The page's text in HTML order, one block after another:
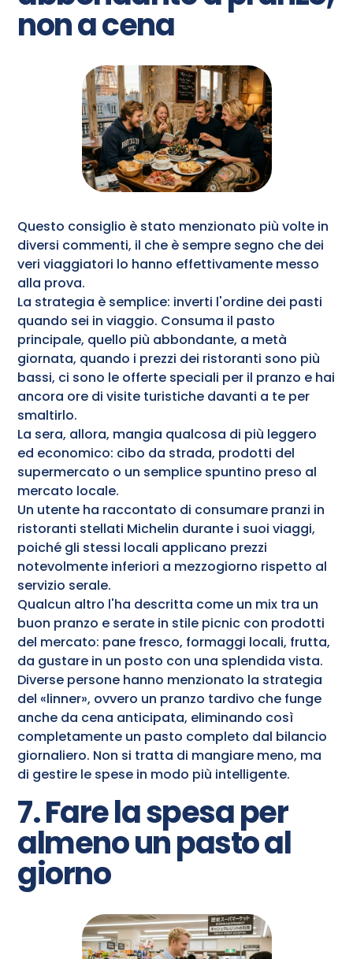
non a cena
Questo consiglio è stato menzionato più volte in
diversi commenti, il che è sempre segno che dei
veri viaggiatori lo hanno effettivamente messo
alla prova.
La strategia è semplice: inverti l'ordine dei pasti
quando sei in viaggio. Consuma il pasto
principale, quello più abbondante, a metà
giornata, quando i prezzi dei ristoranti sono più
bassi, ci sono le offerte speciali per il pranzo e hai
ancora ore di visite turistiche davanti a te per
smaltirlo.
La sera, allora, mangia qualcosa di più leggero
ed economico: cibo da strada, prodotti del
supermercato o un semplice spuntino preso al
mercato locale.
Un utente ha raccontato di consumare pranzi in
ristoranti stellati Michelin durante i suoi viaggi,
poiché gli stessi locali applicano prezzi
notevolmente inferiori a mezzogiorno rispetto al
servizio serale.
Qualcun altro l'ha descritta come un mix tra un
buon pranzo e serate in stile picnic con prodotti
del mercato: pane fresco, formaggi locali, frutta,
da gustare in un posto con una splendida vista.
Diverse persone hanno menzionato la strategia
del «linner», ovvero un pranzo tardivo che funge
anche da cena anticipata, eliminando così
completamente un pasto completo dal bilancio
giornaliero. Non si tratta di mangiare meno, ma
di gestire le spese in modo più intelligente.
7. Fare la spesa per
almeno un pasto al
giorno